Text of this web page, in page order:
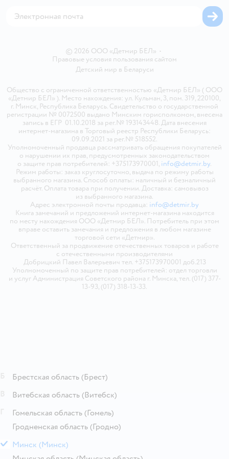
© 2026 ООО «Детмир БЕЛ» •
Правовые условия пользования сайтом
Детский мир в Беларуси
Общество с ограниченной ответственностью «Детмир БЕЛ» ( ООО
«Детмир БЕЛ» ). Место нахождения: ул. Кульман, 3, пом. 319, 220100,
г. Минск, Республика Беларусь. Свидетельство о государственной
регистрации № 0072500 выдано Минским горисполкомом, внесена
запись в ЕГР 01.10.2018 за рег.№ 193143448. Дата внесения
интернет-магазина в Торговый реестр Республики Беларусь:
09.09.2021 за рег.№ 518552.
Уполномоченный продавца рассматривать обращения покупателей
о нарушении их прав, предусмотренных законодательством
о защите прав потребителей: +375173970001, info@detmir.by.
Режим работы: заказ круглосуточно, выдача по режиму работы
выбранного магазина. Способ оплаты: наличный и безналичный
расчёт. Оплата товара при получении. Доставка: самовывоз
из выбранного магазина.
Адрес электронной почты продавца: info@detmir.by
Книга замечаний и предложений интернет-магазина находится
по месту нахождения ООО «Детмир БЕЛ». Потребитель при этом
вправе оставить замечания и предложения в любом магазине
торговой сети «Детмир».
Ответственный за продвижение отечественных товаров и работе
с отечественными производителями
Добрицкий Павел Валерьевич тел. +375173970001 доб.213
Уполномоченный по защите прав потребителей: отдел торговли
и услуг Администрация Советского района г. Минска, тел. (017) 377-
13-93, (017) 318-13-33.
Брестская область (Брест)
Витебская область (Витебск)
Гомельская область (Гомель)
Гродненская область (Гродно)
М Минск (Минск)